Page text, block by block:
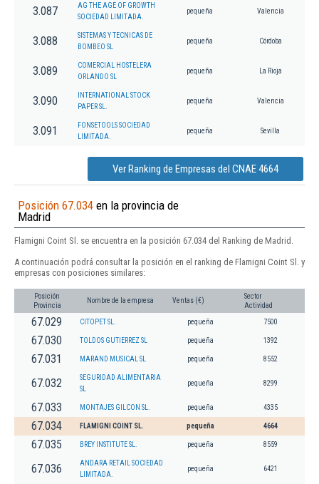
3.087
AG THE AGE OF GROWTH
SOCIEDAD LIMITADA.
pequeña Valencia
3.088
SISTEMAS Y TECNICAS DE
BOMBEO SL
pequeña Córdoba
3.089
COMERCIAL HOSTELERA
ORLANDO SL
pequeña La Rioja
3.090
INTERNATIONAL STOCK
PAPER SL.
pequeña Valencia
3.091
FONSETOOLS SOCIEDAD
LIMITADA.
pequeña Sevilla
Ver Ranking de Empresas del CNAE 4664
Posición 67.034 en la provincia de
Madrid
Flamigni Coint Sl. se encuentra en la posición 67.034 del Ranking de Madrid.
A continuación podrá consultar la posición en el ranking de Flamigni Coint Sl. y
empresas con posiciones similares:
Posición
Provincia
Nombre de la empresa Ventas (€)
Sector
Actividad
67.029 CITOPET SL. pequeña 7500
67.030 TOLDOS GUTIERREZ SL pequeña 1392
67.031 MARAND MUSICAL SL pequeña 8552
67.032
SEGURIDAD ALIMENTARIA
SL
pequeña 8299
67.033 MONTAJES GILCON SL. pequeña 4335
67.034 FLAMIGNI COINT SL. pequeña 4664
67.035 BREY INSTITUTE SL. pequeña 8559
67.036
ANDARA RETAIL SOCIEDAD
LIMITADA.
pequeña 6421